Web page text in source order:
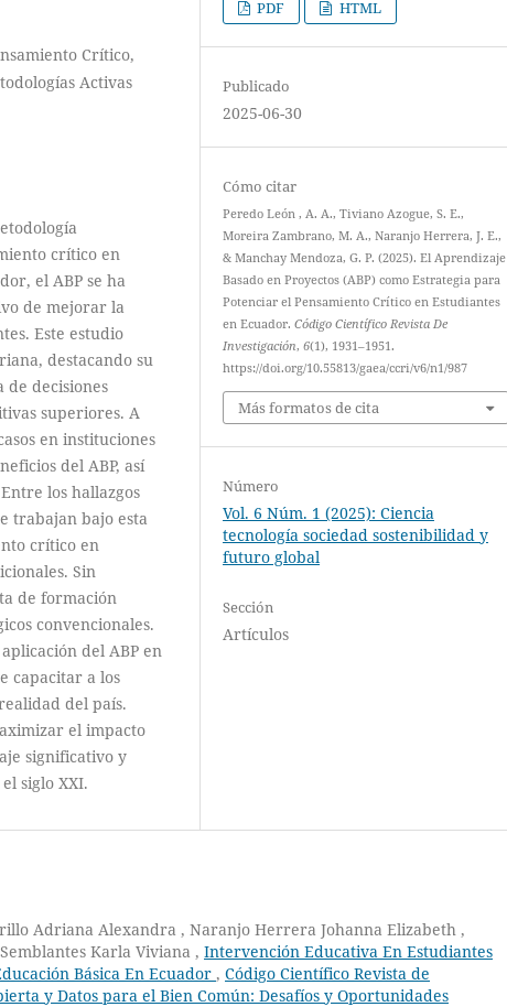
Crítico,
Activas
crítico en
el ABP se ha
de mejorar la
Este estudio
destacando su
decisiones
superiores. A
en instituciones
del ABP, así
los hallazgos
trabajan bajo esta
crítico en
Sin
de formación
convencionales.
del ABP en
capacitar a los
del país.
el impacto
significativo y
siglo XXI.
PDF HTML
Publicado
2025-06-30
Cómo citar
Peredo León , A. A., Tiviano Azogue, S. E.,
Moreira Zambrano, M. A., Naranjo Herrera, J. E.,
& Manchay Mendoza, G. P. (2025). El Aprendizaje
Basado en Proyectos (ABP) como Estrategia para
Potenciar el Pensamiento Crítico en Estudiantes
en Ecuador.Código Científico Revista De
Investigación,6(1), 1931–1951.
https://doi.org/10.55813/gaea/ccri/v6/n1/987
Más formatos de cita
Número
Vol. 6 Núm. 1 (2025): Ciencia
tecnología sociedad sostenibilidad y
futuro global
Sección
Artículos
Adriana Alexandra , Naranjo Herrera Johanna Elizabeth ,
Karla Viviana , Intervención Educativa En Estudiantes
Básica En Ecuador , Código Científico Revista de
y Datos para el Bien Común: Desafíos y Oportunidades